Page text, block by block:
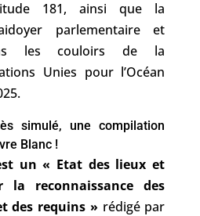
181, ainsi que la
parlementaire et
les couloirs de la
Unies pour l’Océan
simulé, une compilation
Blanc !
un « Etat des lieux et
la reconnaissance des
des requins » rédigé par